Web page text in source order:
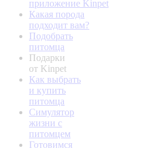
приложение Kinpet
Какая порода
подходит вам?
Подобрать
питомца
Подарки
от Kinpet
Как выбрать
и купить
питомца
Симулятор
жизни с
питомцем
Готовимся